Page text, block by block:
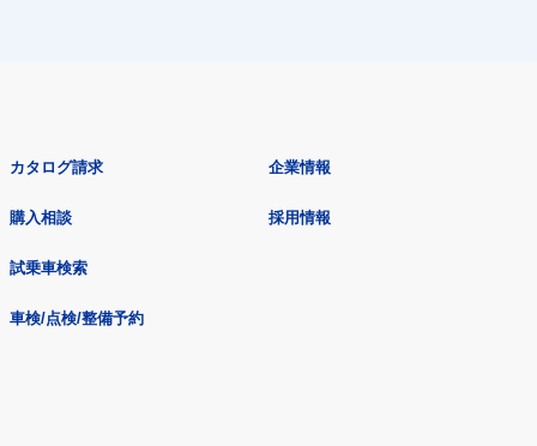
カタログ請求
購入相談
試乗車検索
車検/点検/整備予約
企業情報
採用情報